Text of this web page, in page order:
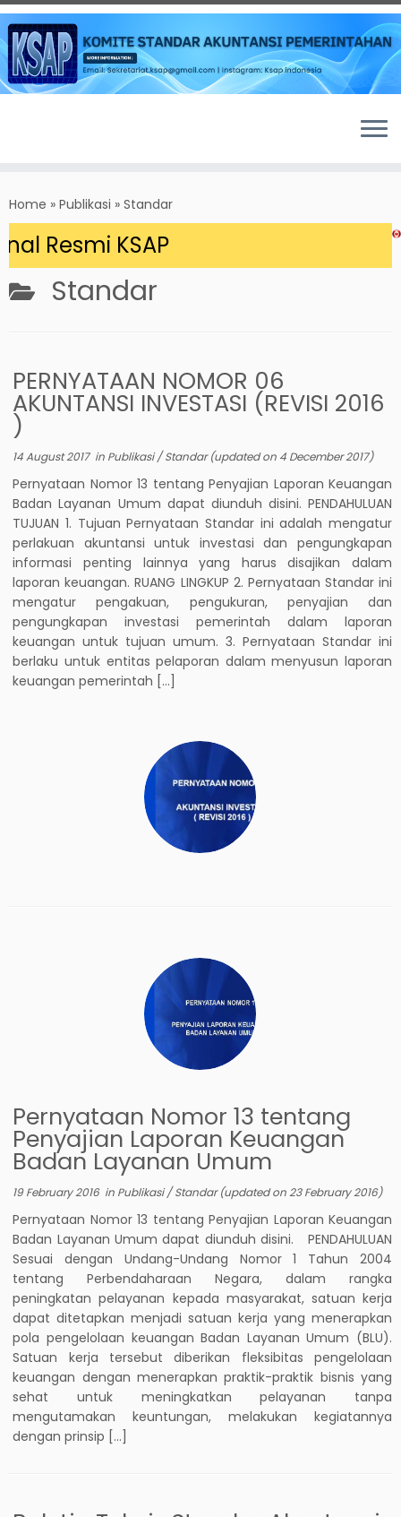
to
content
Home » Publikasi » Standar
Resmi KSAP
Standar
PERNYATAAN NOMOR 06
AKUNTANSI INVESTASI (REVISI 2016
)
14 August 2017in Publikasi/Standar(updated on 4 December 2017)
Pernyataan Nomor 13 tentang Penyajian Laporan Keuangan
Badan Layanan Umum dapat diunduh disini. PENDAHULUAN
TUJUAN 1. Tujuan Pernyataan Standar ini adalah mengatur
perlakuan akuntansi untuk investasi dan pengungkapan
informasi penting lainnya yang harus disajikan dalam
laporan keuangan. RUANG LINGKUP 2. Pernyataan Standar ini
mengatur pengakuan, pengukuran, penyajian dan
pengungkapan investasi pemerintah dalam laporan
keuangan untuk tujuan umum. 3. Pernyataan Standar ini
berlaku untuk entitas pelaporan dalam menyusun laporan
keuangan pemerintah […]
Pernyataan Nomor 13 tentang
Penyajian Laporan Keuangan
Badan Layanan Umum
19 February 2016in Publikasi/Standar(updated on23 February 2016)
Pernyataan Nomor 13 tentang Penyajian Laporan Keuangan
Badan Layanan Umum dapat diunduh disini. PENDAHULUAN
Sesuai dengan Undang-Undang Nomor 1 Tahun 2004
tentang Perbendaharaan Negara, dalam rangka
peningkatan pelayanan kepada masyarakat, satuan kerja
dapat ditetapkan menjadi satuan kerja yang menerapkan
pola pengelolaan keuangan Badan Layanan Umum (BLU).
Satuan kerja tersebut diberikan fleksibitas pengelolaan
keuangan dengan menerapkan praktik-praktik bisnis yang
sehat untuk meningkatkan pelayanan tanpa
mengutamakan keuntungan, melakukan kegiatannya
dengan prinsip […]